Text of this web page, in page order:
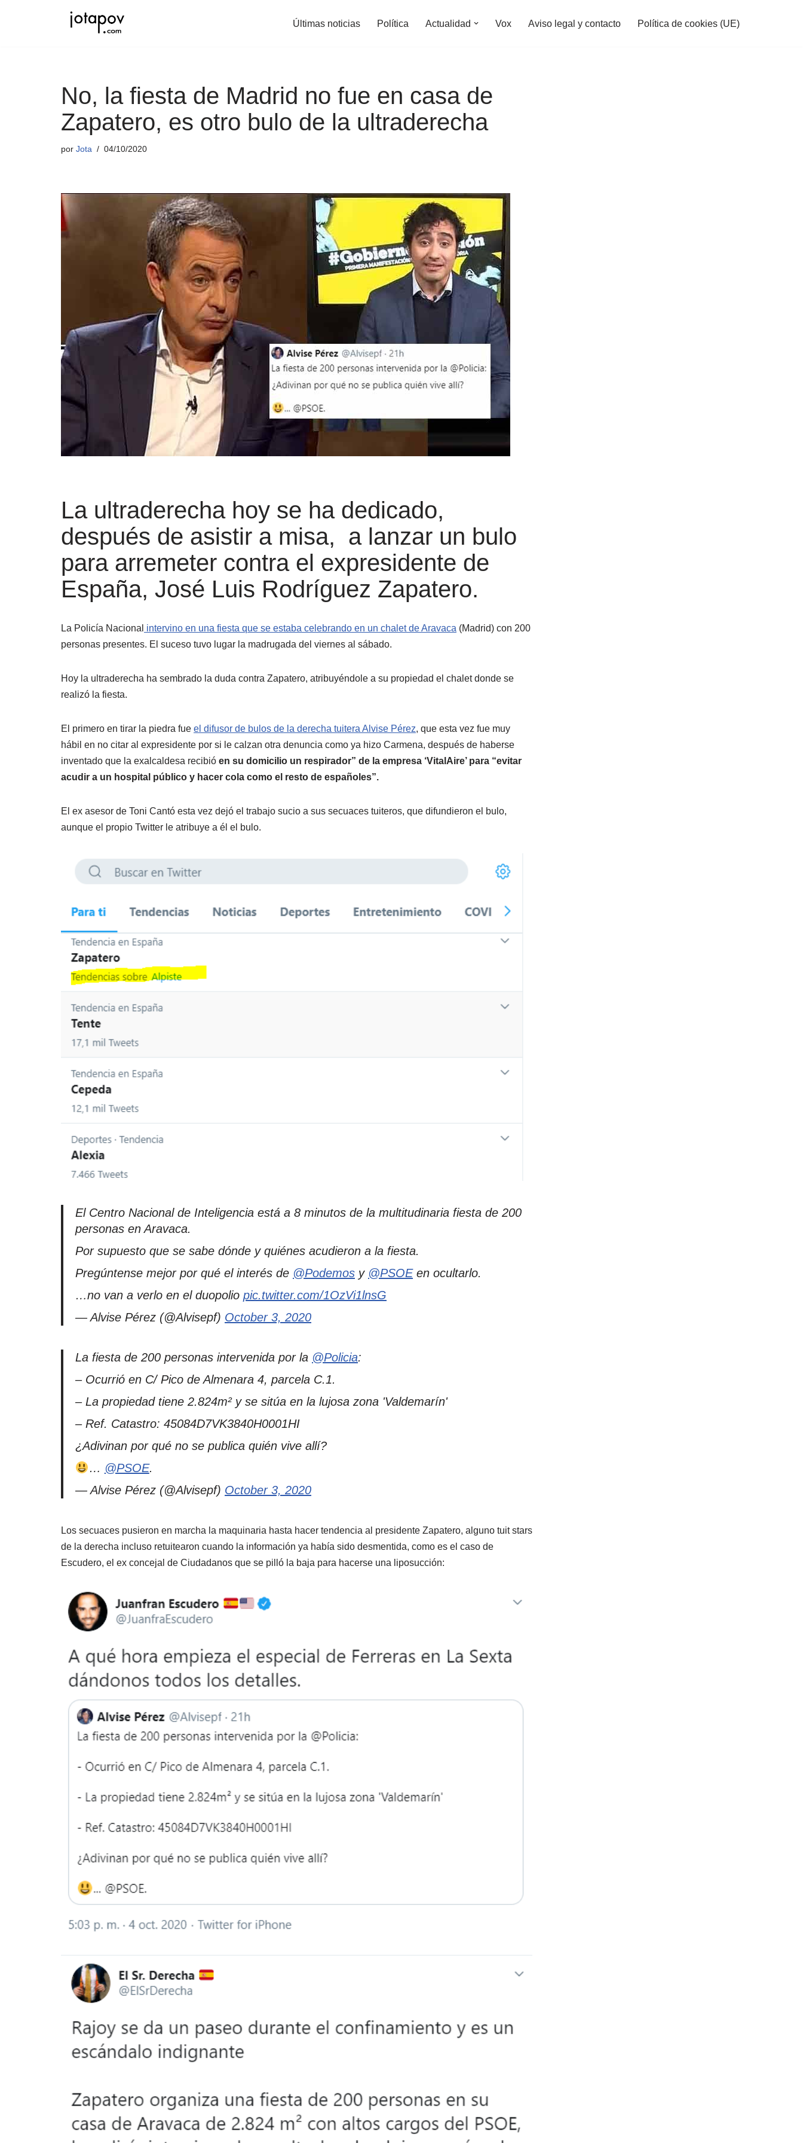
Últimas noticias Política Actualidad Vox Aviso legal y contacto Política de cookies (UE)
No, la fiesta de Madrid no fue en casa de
Zapatero, es otro bulo de la ultraderecha
por Jota 04/10/2020
La ultraderecha hoy se ha dedicado,
después de asistir a misa, a lanzar un bulo
para arremeter contra el expresidente de
España, José Luis Rodríguez Zapatero.
La Policía Nacional intervino en una fiesta que se estaba celebrando en un chalet de Aravaca (Madrid) con 200
personas presentes. El suceso tuvo lugar la madrugada del viernes al sábado.
Hoy la ultraderecha ha sembrado la duda contra Zapatero, atribuyéndole a su propiedad el chalet donde se
realizó la fiesta.
El primero en tirar la piedra fue el difusor de bulos de la derecha tuitera Alvise Pérez, que esta vez fue muy
hábil en no citar al expresidente por si le calzan otra denuncia como ya hizo Carmena, después de haberse
inventado que la exalcaldesa recibió en su domicilio un respirador” de la empresa ‘VitalAire’ para “evitar
acudir a un hospital público y hacer cola como el resto de españoles”.
El ex asesor de Toni Cantó esta vez dejó el trabajo sucio a sus secuaces tuiteros, que difundieron el bulo,
aunque el propio Twitter le atribuye a él el bulo.
El Centro Nacional de Inteligencia está a 8 minutos de la multitudinaria fiesta de 200
personas en Aravaca.
Por supuesto que se sabe dónde y quiénes acudieron a la fiesta.
Pregúntense mejor por qué el interés de @Podemos y @PSOEen ocultarlo.
…no van a verlo en el duopolio pic.twitter.com/1OzVi1lnsG
— Alvise Pérez (@Alvisepf) October 3, 2020
La fiesta de 200 personas intervenida por la @Policia:
– Ocurrió en C/ Pico de Almenara 4, parcela C.1.
– La propiedad tiene 2.824m² y se sitúa en la lujosa zona 'Valdemarín'
– Ref. Catastro: 45084D7VK3840H0001HI
¿Adivinan por qué no se publica quién vive allí?
… @PSOE.
— Alvise Pérez (@Alvisepf) October 3, 2020
Los secuaces pusieron en marcha la maquinaria hasta hacer tendencia al presidente Zapatero, alguno tuit stars
de la derecha incluso retuitearon cuando la información ya había sido desmentida, como es el caso de
Escudero, el ex concejal de Ciudadanos que se pilló la baja para hacerse una liposucción: